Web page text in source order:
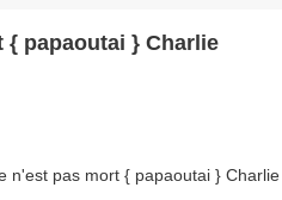
{ papaoutai } Charlie